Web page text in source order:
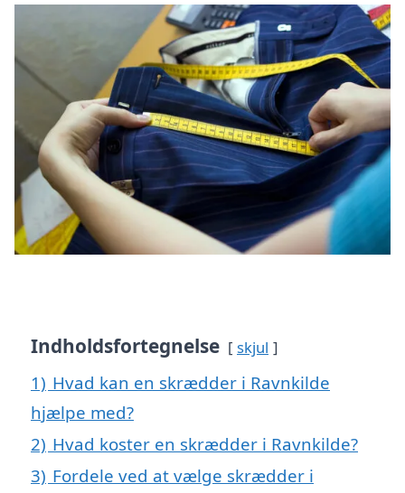
Indholdsfortegnelse skjul
1) Hvad kan en skrædder i Ravnkilde
hjælpe med?
2) Hvad koster en skrædder i Ravnkilde?
3) Fordele ved at vælge skrædder i